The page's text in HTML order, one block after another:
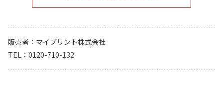
販売者
マイプリント株式会社
TEL
0120-710-132